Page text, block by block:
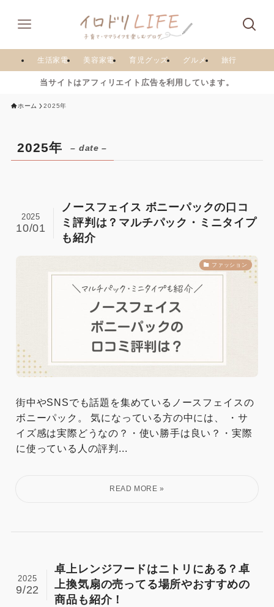
生活家電 美容家電 育児グッズ グルメ 旅行
当サイトはアフィリエイト広告を利用しています。
ホーム 2025年
2025年 – date –
ノースフェイス ボニーパックの口コ
ミ評判は？マルチパック・ミニタイプ
も紹介
2025
10/01
ファッション
街中やSNSでも話題を集めているノースフェイスの
ボニーパック。 気になっている方の中には、 ・サ
イズ感は実際どうなの？・使い勝手は良い？・実際
に使っている人の評判...
卓上レンジフードはニトリにある？卓
上換気扇の売ってる場所やおすすめの
商品も紹介！
2025
9/22